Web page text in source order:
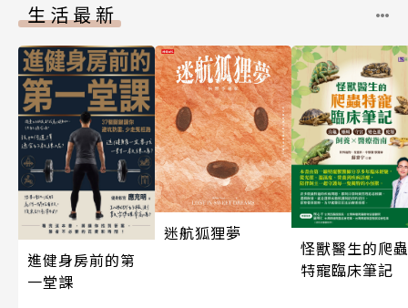
生活最新
進健身房前的第
一堂課
迷航狐狸夢
怪獸醫生的爬蟲
特寵臨床筆記